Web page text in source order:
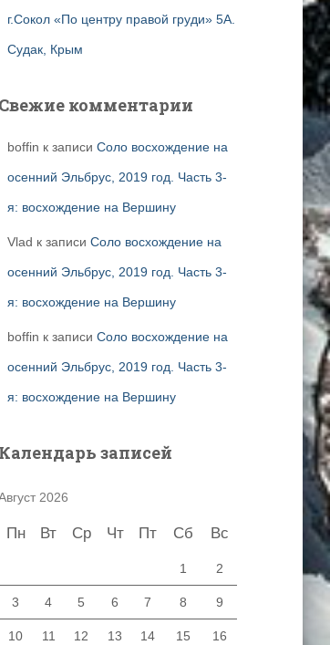
г.Сокол «По центру правой груди» 5А.
Судак, Крым
Свежие комментарии
boffin к записи Соло восхождение на
осенний Эльбрус, 2019 год. Часть 3-
я: восхождение на Вершину
Vlad к записи Соло восхождение на
осенний Эльбрус, 2019 год. Часть 3-
я: восхождение на Вершину
boffin к записи Соло восхождение на
осенний Эльбрус, 2019 год. Часть 3-
я: восхождение на Вершину
Календарь записей
2026
Пн Вт Ср Чт Пт Сб Вс
1 2
3 4 5 6 7 8 9
10 11 12 13 14 15 16